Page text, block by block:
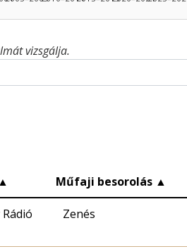
vizsgálja.
▲ Műfaji besorolás ▲
Zenés